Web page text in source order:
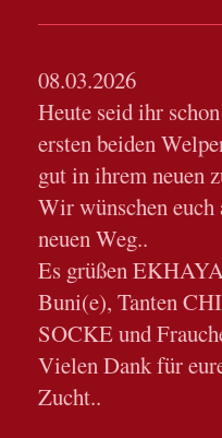
08.03.2026
Heute seid ihr
ersten beiden
gut in ihrem neuen
Wir wünschen
neuen Weg..
Es grüßen
Buni(e), Tanten
SOCKE und
Vielen Dank für
Zucht..